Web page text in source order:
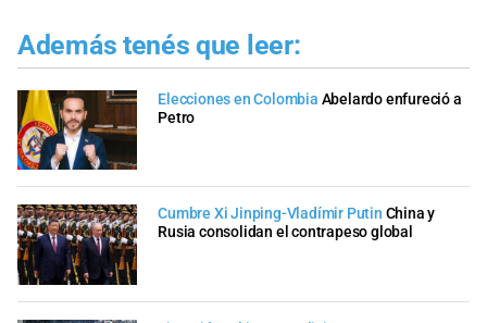
Además tenés que leer:
Elecciones en Colombia Abelardo enfureció a
Petro
Cumbre Xi Jinping-Vladímir Putin China y
Rusia consolidan el contrapeso global